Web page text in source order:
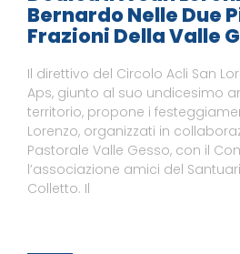
Bernardo Nelle Due
Frazioni Della Valle
Il direttivo del Circolo Acli San
Aps, giunto al suo undicesimo
territorio, propone i
Lorenzo, organizzati in
Pastorale Valle Gesso, con il
l’associazione amici del
Colletto. Il